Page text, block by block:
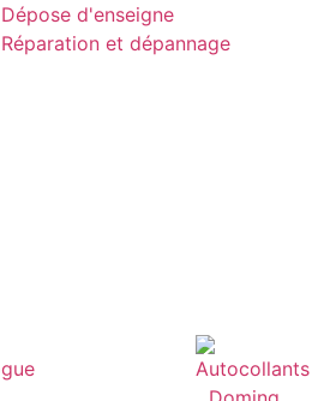
Dépose d'enseigne
Réparation et dépannage